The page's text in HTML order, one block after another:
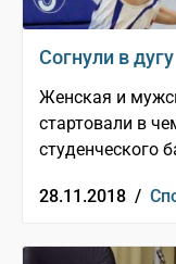
Согнули в дугу
Женская и
стартовали в
студенческого
28.11.2018 /